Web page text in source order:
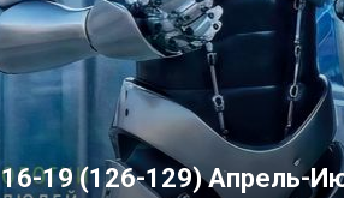
19 (126-129) Апрель-